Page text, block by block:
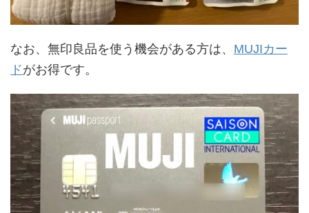
なお、無印良品を使う機会がある方は、 MUJIカー
ドがお得です。